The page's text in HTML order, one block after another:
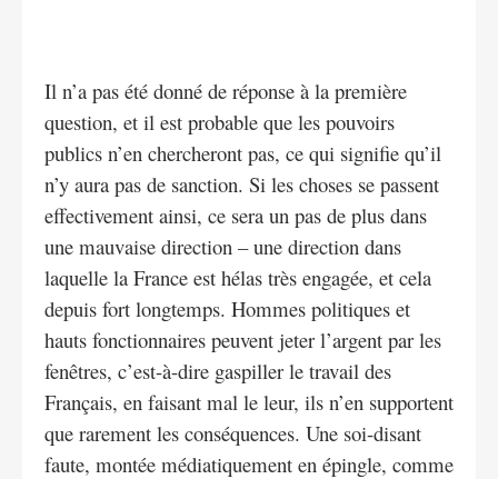
Il n’a pas été donné de réponse à la première
question, et il est probable que les pouvoirs
publics n’en chercheront pas, ce qui signifie qu’il
n’y aura pas de sanction. Si les choses se passent
effectivement ainsi, ce sera un pas de plus dans
une mauvaise direction – une direction dans
laquelle la France est hélas très engagée, et cela
depuis fort longtemps. Hommes politiques et
hauts fonctionnaires peuvent jeter l’argent par les
fenêtres, c’est-à-dire gaspiller le travail des
Français, en faisant mal le leur, ils n’en supportent
que rarement les conséquences. Une soi-disant
faute, montée médiatiquement en épingle, comme